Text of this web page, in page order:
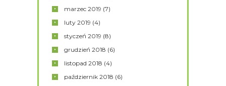
marzec2019 (7)
luty2019 (4)
styczeń2019 (8)
grudzień2018 (6)
listopad2018 (4)
październik2018 (6)